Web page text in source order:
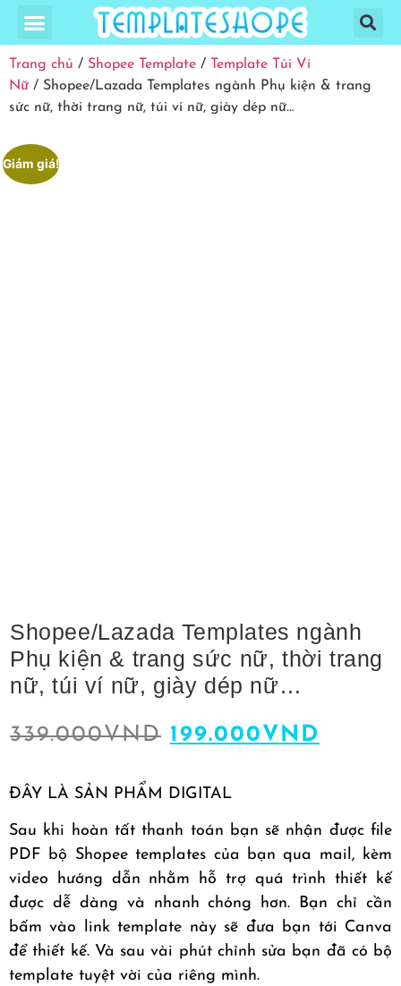
Trang chủ / Shopee Template /
Template Túi Ví
Nữ / Shopee/Lazada Templates ngành Phụ kiện & trang
sức nữ, thời trang nữ, túi ví nữ, giày dép nữ…
Giảm giá!
Shopee/Lazada Templates ngành
Phụ kiện & trang sức nữ, thời trang
nữ, túi ví nữ, giày dép nữ…
339.000VND 199.000 VND
ĐÂY LÀ SẢN PHẨM DIGITAL
Sau khi hoàn tất thanh toán bạn sẽ nhận được file
PDF bộ Shopee templates của bạn qua mail, kèm
video hướng dẫn nhằm hỗ trợ quá trình thiết kế
được dễ dàng và nhanh chóng hơn. Bạn chỉ cần
bấm vào link template này sẽ đưa bạn tới Canva
để thiết kế. Và sau vài phút chỉnh sửa bạn đã có bộ
template tuyệt vời của riêng mình.